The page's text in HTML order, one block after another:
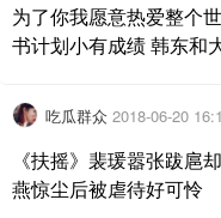
为了你我愿意热爱整个
书计划小有成绩 韩东和
吃瓜群众 2018-06-20
《扶摇》裴瑗嚣张跋扈
燕惊尘后被虐待好可怜